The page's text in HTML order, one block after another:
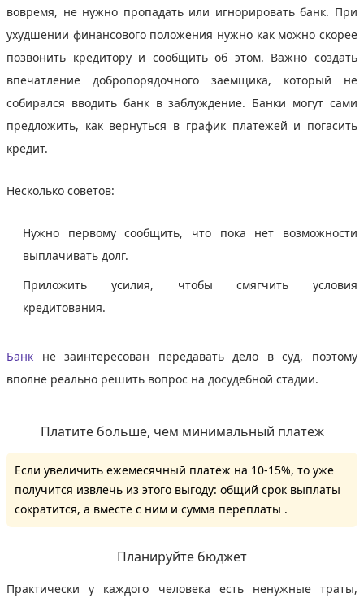
вовремя, не нужно пропадать или игнорировать банк. При
ухудшении финансового положения нужно как можно скорее
позвонить кредитору и сообщить об этом. Важно создать
впечатление добропорядочного заемщика, который не
собирался вводить банк в заблуждение. Банки могут сами
предложить, как вернуться в график платежей и погасить
кредит.
Несколько советов:
Нужно первому сообщить, что пока нет возможности
выплачивать долг.
Приложить усилия, чтобы смягчить условия
кредитования.
Банк не заинтересован передавать дело в суд, поэтому
вполне реально решить вопрос на досудебной стадии.
Платите больше, чем минимальный платеж
Если увеличить ежемесячный платёж на 10-15%, то уже
получится извлечь из этого выгоду: общий срок выплаты
сократится, а вместе с ним и сумма переплаты .
Планируйте бюджет
Практически у каждого человека есть ненужные траты,